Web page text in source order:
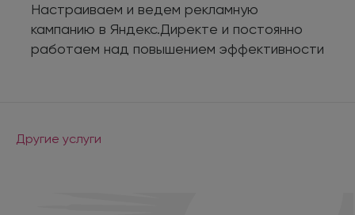
Настраиваем и ведем рекламную
кампанию в Яндекс.Директе и постоянно
работаем над повышением эффективности
Другие услуги